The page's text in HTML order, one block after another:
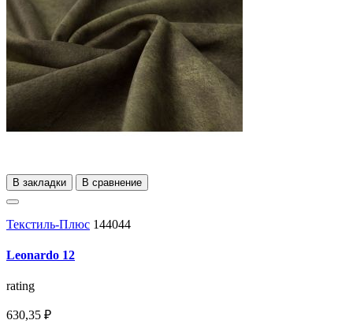
В закладки В сравнение
Текстиль-Плюс 144044
Leonardo 12
rating
630,35 ₽